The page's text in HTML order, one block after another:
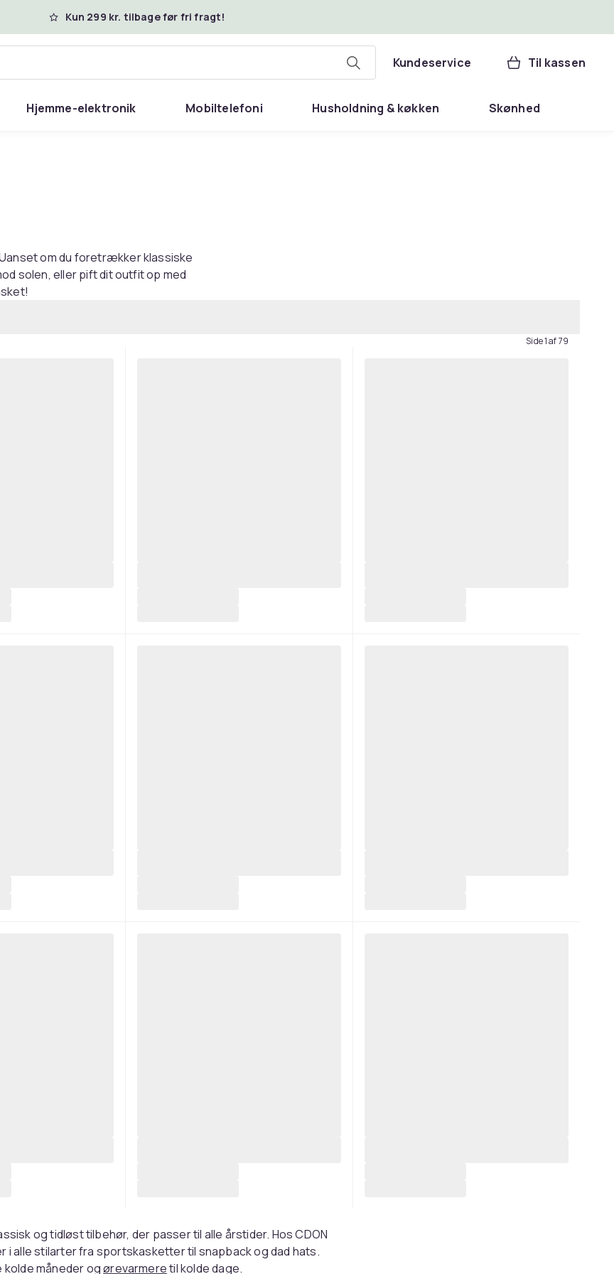
Kun 299 kr. tilbage før fri fragt!
Kundeservice Til kassen
Hjemme-elektronik Mobiltelefoni Husholdning & køkken Skønhed
om du foretrækker klassiske
solen, eller pift dit outfit op med
Side 1 af 79
og tidløst tilbehør, der passer til alle årstider. Hos CDON
i alle stilarter fra sportskasketter til snapback og dad hats.
kolde måneder ogørevarmeretil kolde dage.